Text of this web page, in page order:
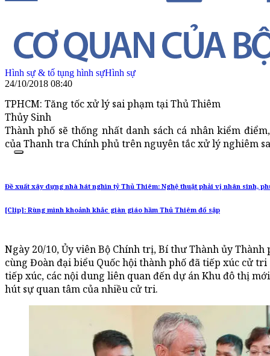
Hình sự & tố tụng hình sựHình sự
24/10/2018 08:40
TPHCM: Tăng tốc xử lý sai phạm tại Thủ Thiêm
Thủy Sinh
Thành phố sẽ thống nhất danh sách cá nhân kiểm
của Thanh tra Chính phủ trên nguyên tắc xử lý nghiêm
Đề xuất xây dựng nhà hát nghìn tỷ Thủ Thiêm: Nghệ thuật phải vị nhân sinh,
[Clip]: Rùng mình khoảnh khắc giàn giáo hầm Thủ Thiêm đổ sập
Ngày 20/10, Ủy viên Bộ Chính trị, Bí thư Thành ủy
cùng Đoàn đại biểu Quốc hội thành phố đã tiếp xúc cử
tiếp xúc, các nội dung liên quan đến dự án Khu đô thị
hút sự quan tâm của nhiều cử tri.